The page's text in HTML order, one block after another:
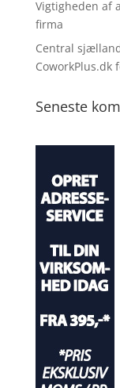
Vigtigheden af
firma
Central
CoworkPlus.dk
Seneste